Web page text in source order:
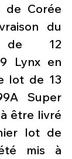
de Corée
du
de 12
Lynx en
lot de 13
Super
être livré
lot de
mis à